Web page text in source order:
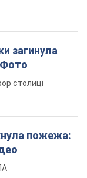
загинула
столиці
пожежа: